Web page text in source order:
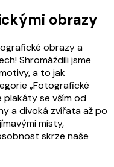
obrazy
obrazy a
Shromáždili jsme
a to jak
„Fotografické
plakáty se vším od
a divoká zvířata až po
místy,
skrze naše